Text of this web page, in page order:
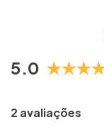
5.0
2 avaliações